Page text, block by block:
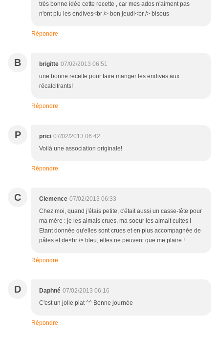
très bonne idée cette recette , car mes ados n'aiment pas
n'ont plu les endives<br /> bon jeudi<br /> bisous
Répondre
B brigitte 07/02/2013 06:51
une bonne recette pour faire manger les endives aux
récalcitrants!
Répondre
P prici 07/02/2013 06:42
Voilà une association originale!
Répondre
C Clemence 07/02/2013 06:33
Chez moi, quand j'étais petite, c'était aussi un casse-tête pour
ma mère : je les aimais crues, ma soeur les aimait cuites !
Etant donnée qu'elles sont crues et en plus accompagnée de
pâtes et de<br /> bleu, elles ne peuvent que me plaire !
Répondre
D Daphné 07/02/2013 06:16
C'est un jolie plat ^^ Bonne journée
Répondre